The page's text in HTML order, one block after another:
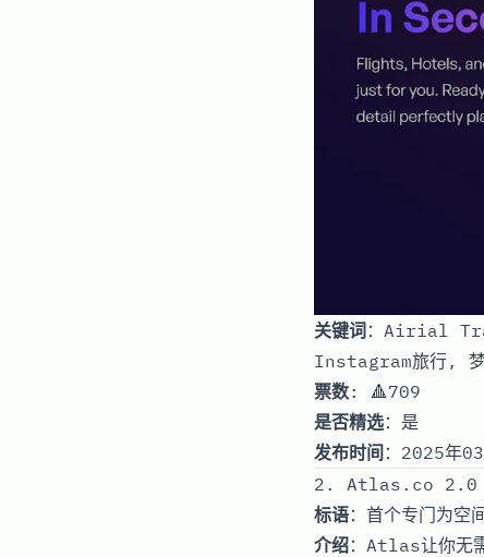
关键词：Airial
Instagram旅行, 梦
票数: 🔺709
是否精选：是
发布时间 ：2025年
2. Atlas.co 2.0
标语：首个专门为空
介绍：Atlas让你无